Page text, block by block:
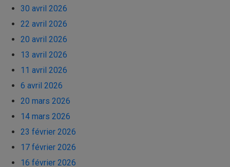
30 avril 2026
22 avril 2026
20 avril 2026
13 avril 2026
11 avril 2026
6 avril 2026
20 mars 2026
14 mars 2026
23 février 2026
17 février 2026
16 février 2026